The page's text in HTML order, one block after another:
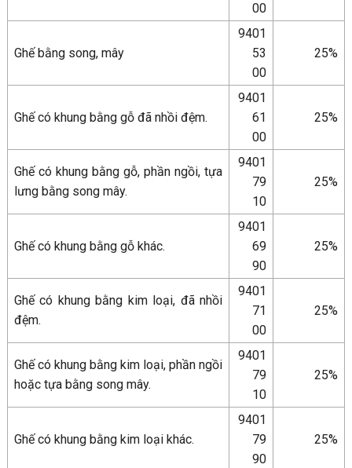
00
Ghế bằng song, mây
9401
53
00
25%
Ghế có khung bằng gỗ đã nhồi đệm.
9401
61
00
25%
Ghế có khung bằng gỗ, phần ngồi, tựa
lưng bằng song mây.
9401
79
10
25%
Ghế có khung bằng gỗ khác.
9401
69
90
25%
Ghế có khung bằng kim loại, đã nhồi
đệm.
9401
71
00
25%
Ghế có khung bằng kim loại, phần ngồi
hoặc tựa bằng song mây.
9401
79
10
25%
Ghế có khung bằng kim loại khác.
9401
79
90
25%